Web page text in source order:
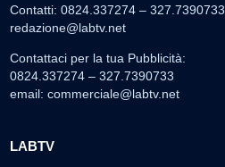
Contatti: 0824.337274 – 327.7390733
redazione@labtv.net
Contattaci per la tua Pubblicità:
0824.337274 – 327.7390733
email: commerciale@labtv.net
LABTV